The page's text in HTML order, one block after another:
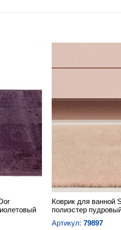
Коврик для ванной
полиэстер
Артикул: 79897